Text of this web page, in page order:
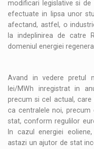
modificari legislative si
efectuate in lipsa unor
afectand, astfel, o
la indeplinirea de catre
domeniul energiei
Avand in vedere pretul
lei/MWh inregistrat in
precum si cel actual, care
ca centralele noi, precum
stat, conform regulilor
In cazul energiei
astazi un ajutor de stat